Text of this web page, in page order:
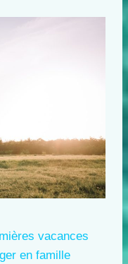
vacances
en famille